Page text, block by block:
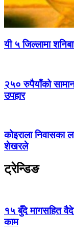
यी ५ जिल्लामा
२५० रुपैयाँको
उपहार
कोइराला निवासका
शेखरले
ट्रेन्डिङ
१५ बुँदे मागसहित
काम